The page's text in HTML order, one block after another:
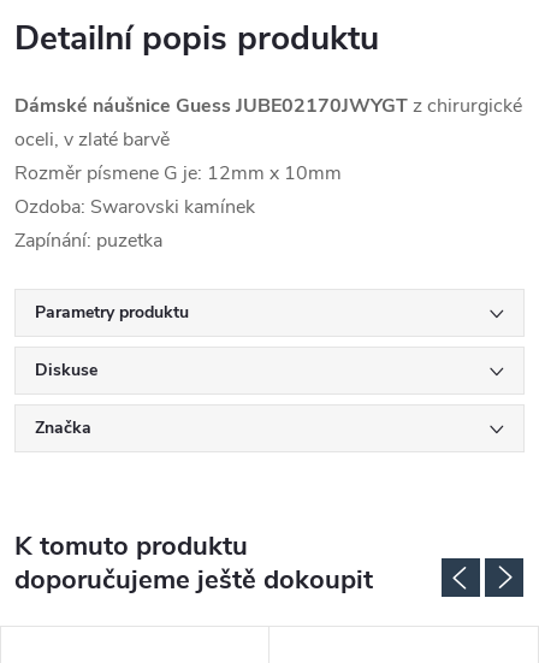
Detailní popis produktu
Dámské náušnice Guess JUBE02170JWYGTz chirurgické
oceli, v zlaté barvě
Rozměr písmene G je: 12mm x 10mm
Ozdoba: Swarovski kamínek
Zapínání: puzetka
Parametry produktu
Diskuse
Značka
K tomuto produktu
doporučujeme ještě dokoupit